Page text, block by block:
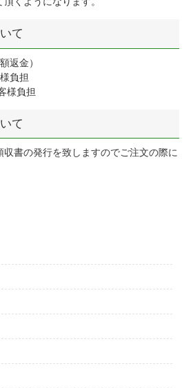
て
返金）
負担
様負担
て
収書の発行を致しますのでご注文の際に